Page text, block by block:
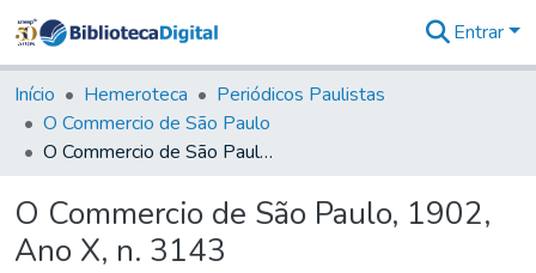
&
Coleções
Tudo na
Biblioteca
Estatísticas
Entrar
Início Hemeroteca
Periódicos Paulistas
O Commercio de São Paulo
O Commercio de São Paulo, 1902, Ano X, n. 3143
O Commercio de São Paulo, 1902,
Ano X, n. 3143